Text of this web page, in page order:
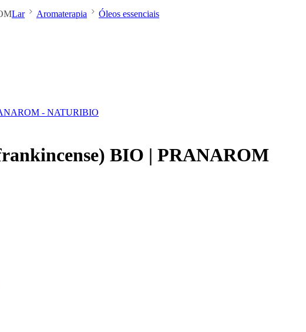
Lar Aromaterapia Óleos essenciais
BIO | PRANAROM